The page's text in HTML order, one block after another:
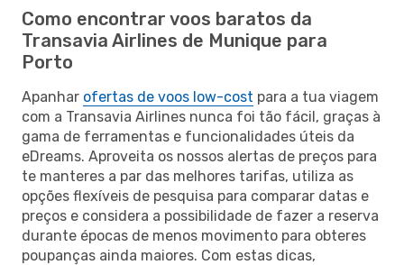
Como encontrar voos baratos da
Transavia Airlines de Munique para
Porto
Apanhar ofertas de voos low-cost para a tua viagem
com a Transavia Airlines nunca foi tão fácil, graças à
gama de ferramentas e funcionalidades úteis da
eDreams. Aproveita os nossos alertas de preços para
te manteres a par das melhores tarifas, utiliza as
opções flexíveis de pesquisa para comparar datas e
preços e considera a possibilidade de fazer a reserva
durante épocas de menos movimento para obteres
poupanças ainda maiores. Com estas dicas,